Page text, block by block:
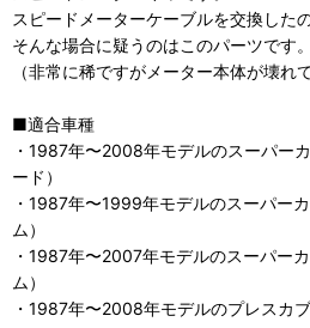
スピードメーターケーブルを交換した
そんな場合に疑うのはこのパーツです。
（非常に稀ですがメーター本体が壊れ
■適合車種
・1987年〜2008年モデルのスーパー
ード）
・1987年〜1999年モデルのスーパー
ム）
・1987年〜2007年モデルのスーパー
ム）
・1987年〜2008年モデルのプレスカブ